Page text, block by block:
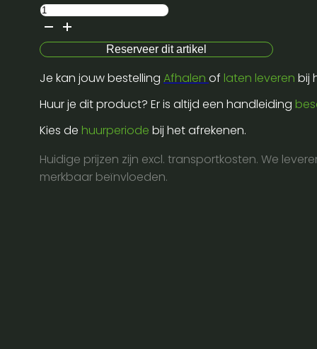
Wallbracket
max
20kg
+
clamp
for
iiyama
27"
Reserveer dit artikel
Je kan jouw bestelling Afhalen of laten leveren bij
Huur je dit product? Er is altijd een handleiding
Kies de huurperiode bij het afrekenen.
Huidige prijzen zijn excl. transportkosten. We
merkbaar beïnvloeden.